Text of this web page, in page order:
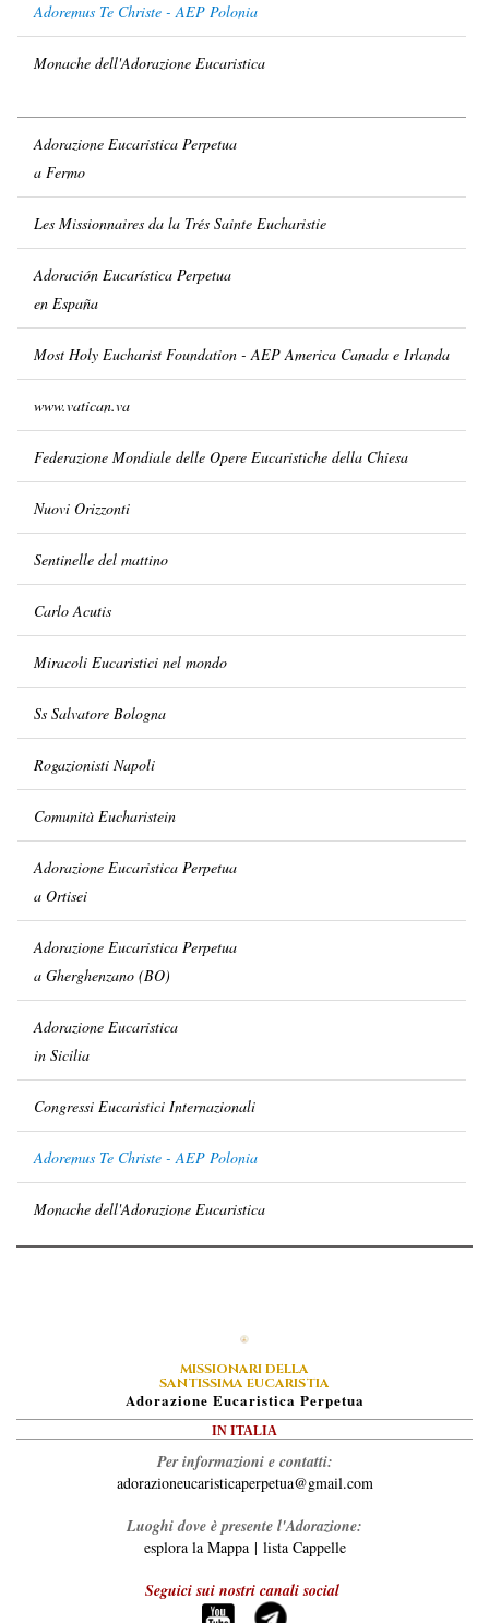
Adoremus Te Christe - AEP Polonia
Monache dell'Adorazione Eucaristica
Adorazione Eucaristica Perpetua
a Fermo
Les Missionnaires da la Trés Sainte Eucharistie
Adoración Eucarística Perpetua
en España
Most Holy Eucharist Foundation - AEP America Canada e Irlanda
www.vatican.va
Federazione Mondiale delle Opere Eucaristiche della Chiesa
Nuovi Orizzonti
Sentinelle del mattino
Carlo Acutis
Miracoli Eucaristici nel mondo
Ss Salvatore Bologna
Rogazionisti Napoli
Comunità Eucharistein
Adorazione Eucaristica Perpetua
a Ortisei
Adorazione Eucaristica Perpetua
a Gherghenzano (BO)
Adorazione Eucaristica
in Sicilia
Congressi Eucaristici Internazionali
Adoremus Te Christe - AEP Polonia
Monache dell'Adorazione Eucaristica
MISSIONARI DELLA
SANTISSIMA EUCARISTIA
ADorazione EUcaristica PErpetua
IN ITALIA
Per informazioni e contatti:
adorazioneucaristicaperpetua@gmail.com
Luoghi dove è presente l'Adorazione:
esplora la Mappa| lista Cappelle
Seguici sui nostri canali social